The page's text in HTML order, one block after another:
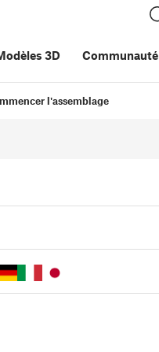
3D Communauté
l'assemblage